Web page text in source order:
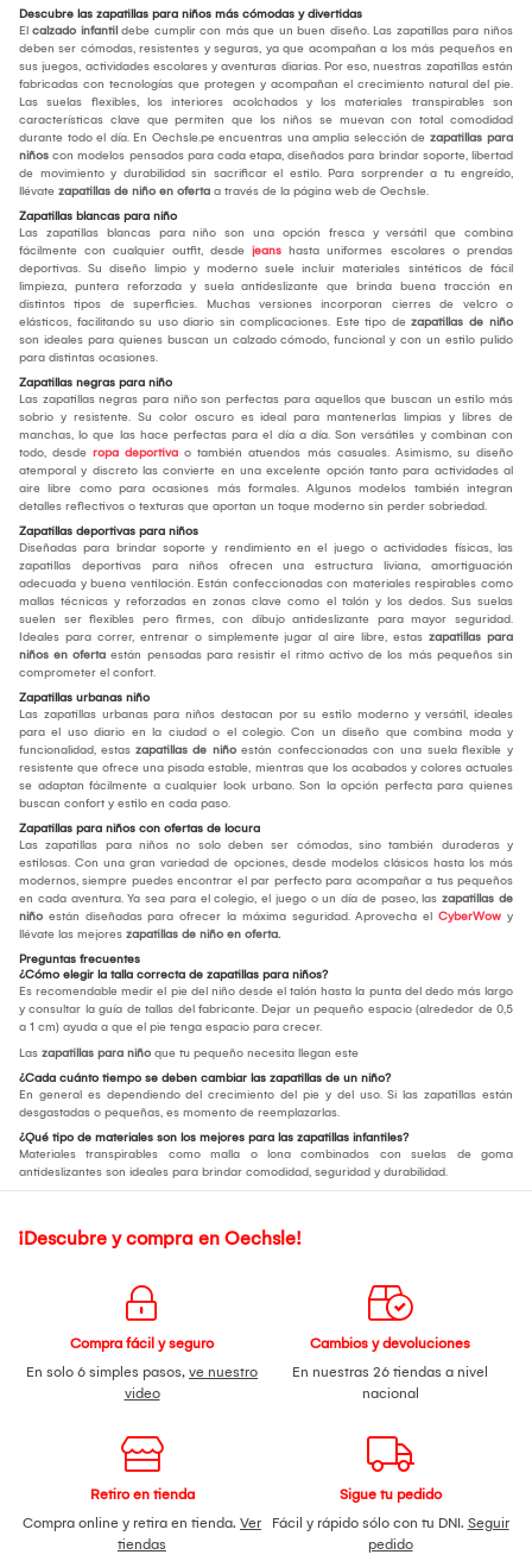
Descubre las zapatillas para niños más cómodas y divertidas
El calzado infantil debe cumplir con más que un buen diseño. Las zapatillas para niños
deben ser cómodas, resistentes y seguras, ya que acompañan a los más pequeños en
sus juegos, actividades escolares y aventuras diarias. Por eso, nuestras zapatillas están
fabricadas con tecnologías que protegen y acompañan el crecimiento natural del pie.
Las suelas flexibles, los interiores acolchados y los materiales transpirables son
características clave que permiten que los niños se muevan con total comodidad
durante todo el día. En Oechsle.pe encuentras una amplia selección de zapatillas para
niños con modelos pensados para cada etapa, diseñados para brindar soporte, libertad
de movimiento y durabilidad sin sacrificar el estilo. Para sorprender a tu engreído,
llévate zapatillas de niño en oferta a través de la página web de Oechsle.
Zapatillas blancas para niño
Las zapatillas blancas para niño son una opción fresca y versátil que combina
fácilmente con cualquier outfit, desde jeans hasta uniformes escolares o prendas
deportivas. Su diseño limpio y moderno suele incluir materiales sintéticos de fácil
limpieza, puntera reforzada y suela antideslizante que brinda buena tracción en
distintos tipos de superficies. Muchas versiones incorporan cierres de velcro o
elásticos, facilitando su uso diario sin complicaciones. Este tipo de zapatillas de niño
son ideales para quienes buscan un calzado cómodo, funcional y con un estilo pulido
para distintas ocasiones.
Zapatillas negras para niño
Las zapatillas negras para niño son perfectas para aquellos que buscan un estilo más
sobrio y resistente. Su color oscuro es ideal para mantenerlas limpias y libres de
manchas, lo que las hace perfectas para el día a día. Son versátiles y combinan con
todo, desde ropa deportiva o también atuendos más casuales. Asimismo, su diseño
atemporal y discreto las convierte en una excelente opción tanto para actividades al
aire libre como para ocasiones más formales. Algunos modelos también integran
detalles reflectivos o texturas que aportan un toque moderno sin perder sobriedad.
Zapatillas deportivas para niños
Diseñadas para brindar soporte y rendimiento en el juego o actividades físicas, las
zapatillas deportivas para niños ofrecen una estructura liviana, amortiguación
adecuada y buena ventilación. Están confeccionadas con materiales respirables como
mallas técnicas y reforzadas en zonas clave como el talón y los dedos. Sus suelas
suelen ser flexibles pero firmes, con dibujo antideslizante para mayor seguridad.
Ideales para correr, entrenar o simplemente jugar al aire libre, estas zapatillas para
niños en oferta están pensadas para resistir el ritmo activo de los más pequeños sin
comprometer el confort.
Zapatillas urbanas niño
Las zapatillas urbanas para niños destacan por su estilo moderno y versátil, ideales
para el uso diario en la ciudad o el colegio. Con un diseño que combina moda y
funcionalidad, estas zapatillas de niño están confeccionadas con una suela flexible y
resistente que ofrece una pisada estable, mientras que los acabados y colores actuales
se adaptan fácilmente a cualquier look urbano. Son la opción perfecta para quienes
buscan confort y estilo en cada paso.
Zapatillas para niños con ofertas de locura
Las zapatillas para niños no solo deben ser cómodas, sino también duraderas y
estilosas. Con una gran variedad de opciones, desde modelos clásicos hasta los más
modernos, siempre puedes encontrar el par perfecto para acompañar a tus pequeños
en cada aventura. Ya sea para el colegio, el juego o un día de paseo, las zapatillas de
niño están diseñadas para ofrecer la máxima seguridad. Aprovecha el CyberWow y
llévate las mejores zapatillas de niño en oferta.
Preguntas frecuentes
¿Cómo elegir la talla correcta de zapatillas para niños?
Es recomendable medir el pie del niño desde el talón hasta la punta del dedo más largo
y consultar la guía de tallas del fabricante. Dejar un pequeño espacio (alrededor de 0,5
a 1 cm) ayuda a que el pie tenga espacio para crecer.
Las zapatillas para niño que tu pequeño necesita llegan este
¿Cada cuánto tiempo se deben cambiar las zapatillas de un niño?
En general es dependiendo del crecimiento del pie y del uso. Si las zapatillas están
desgastadas o pequeñas, es momento de reemplazarlas.
¿Qué tipo de materiales son los mejores para las zapatillas infantiles?
Materiales transpirables como malla o lona combinados con suelas de goma
antideslizantes son ideales para brindar comodidad, seguridad y durabilidad.
¡Descubre y compra en Oechsle!
Compra fácil y seguro
En solo 6 simples pasos, ve nuestro
video
Cambios y devoluciones
En nuestras 26 tiendas a nivel
nacional
Retiro en tienda
Compra online y retira en tienda. Ver
tiendas
Sigue tu pedido
Fácil y rápido sólo con tu DNI. Seguir
pedido